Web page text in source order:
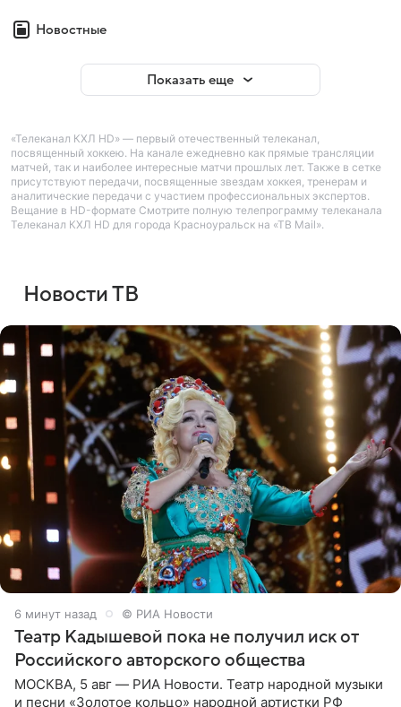
Новостные
Показать еще
«Телеканал КХЛ HD» — первый отечественный телеканал,
посвященный хоккею. На канале ежедневно как прямые трансляции
матчей, так и наиболее интересные матчи прошлых лет. Также в сетке
присутствуют передачи, посвященные звездам хоккея, тренерам и
аналитические передачи с участием профессиональных экспертов.
Вещание в HD-формате Смотрите полную телепрограмму телеканала
Телеканал КХЛ HD для города Красноуральск на «ТВ Mail».
Новости ТВ
7 минут назад © РИА Новости
Театр Кадышевой пока не получил иск от
Российского авторского общества
МОСКВА, 5 авг — РИА Новости. Театр народной музыки
и песни «Золотое кольцо» народной артистки РФ